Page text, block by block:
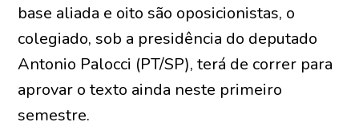
base aliada e oito são oposicionistas, o
colegiado, sob a presidência do deputado
Antonio Palocci (PT/SP), terá de correr para
aprovar o texto ainda neste primeiro
semestre.